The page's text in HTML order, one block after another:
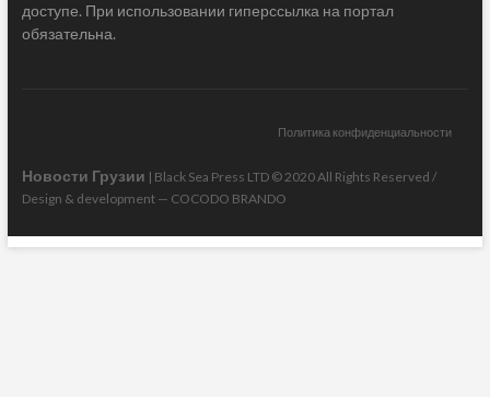
доступе. При использовании гиперссылка на портал
обязательна.
Политика конфиденциальности
Новости Грузии | Black Sea Press LTD © 2020 All Rights Reserved /
Design & development — COCODO BRANDO